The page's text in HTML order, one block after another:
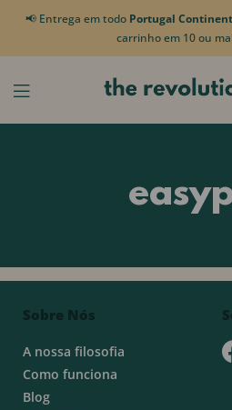
📢 Entrega em todo Portugal
carrinho em 10 ou
Sobre Nós
A nossa filosofia
Como funciona
Blog